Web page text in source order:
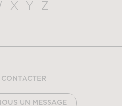
X Y Z
CONTACTER
UN MESSAGE